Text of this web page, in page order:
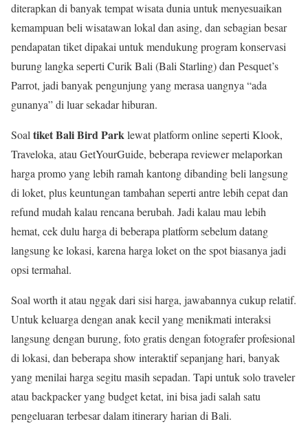
diterapkan di banyak tempat wisata dunia untuk menyesuaikan
kemampuan beli wisatawan lokal dan asing, dan sebagian besar
pendapatan tiket dipakai untuk mendukung program konservasi
burung langka seperti Curik Bali (Bali Starling) dan Pesquet’s
Parrot, jadi banyak pengunjung yang merasa uangnya “ada
gunanya” di luar sekadar hiburan.
Soal tiket Bali Bird Parklewat platform online seperti Klook,
Traveloka, atau GetYourGuide, beberapa reviewer melaporkan
harga promo yang lebih ramah kantong dibanding beli langsung
di loket, plus keuntungan tambahan seperti antre lebih cepat dan
refund mudah kalau rencana berubah. Jadi kalau mau lebih
hemat, cek dulu harga di beberapa platform sebelum datang
langsung ke lokasi, karena harga loket on the spot biasanya jadi
opsi termahal.
Soal worth it atau nggak dari sisi harga, jawabannya cukup relatif.
Untuk keluarga dengan anak kecil yang menikmati interaksi
langsung dengan burung, foto gratis dengan fotografer profesional
di lokasi, dan beberapa show interaktif sepanjang hari, banyak
yang menilai harga segitu masih sepadan. Tapi untuk solo traveler
atau backpacker yang budget ketat, ini bisa jadi salah satu
pengeluaran terbesar dalam itinerary harian di Bali.